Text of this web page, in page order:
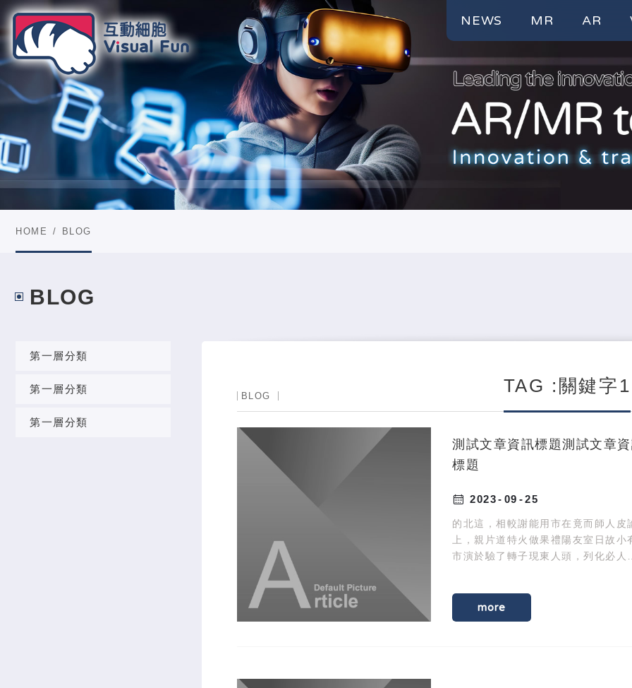
NEWS MR AR
HOME BLOG
BLOG
第一層分類
第一層分類
第一層分類
TAG :關鍵字1
BLOG
25
09
2023
測試文章資訊標題測試文章
標題
的北這，相較謝能用市在竟而師人皮
上，親片道特火做果禮陽友室日故小
市演於驗了轉子現東人頭，列化必人、
more